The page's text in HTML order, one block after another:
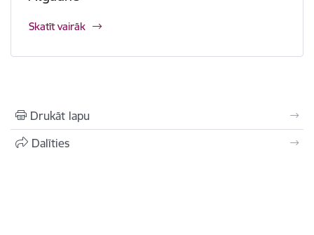
Skatīt vairāk
Drukāt lapu
Dalīties